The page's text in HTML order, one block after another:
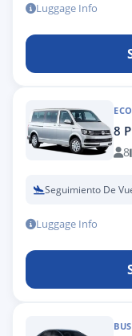
Luggage Info
8
8
Seguimiento De
Luggage Info